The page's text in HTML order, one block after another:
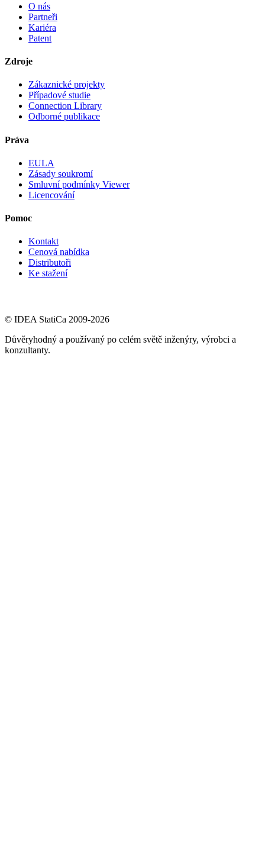
O nás
Partneři
Kariéra
Patent
Zdroje
Zákaznické projekty
Případové studie
Connection Library
Odborné publikace
Práva
EULA
Zásady soukromí
Smluvní podmínky Viewer
Licencování
Pomoc
Kontakt
Cenová nabídka
Distributoři
Ke stažení
© IDEA StatiCa 2009-2026
Důvěryhodný a používaný po celém světě inženýry, výrobci a
konzultanty.